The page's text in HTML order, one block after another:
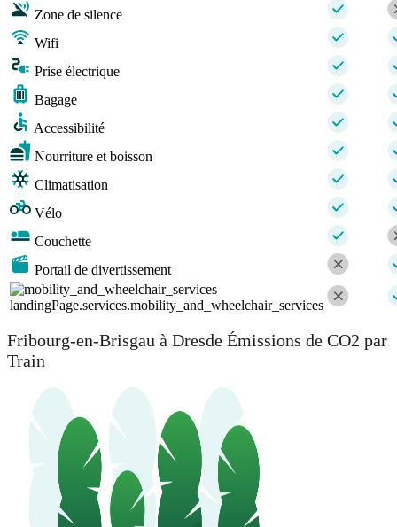
Zone de silence
Wifi
Prise électrique
Bagage
Accessibilité
Nourriture et boisson
Climatisation
Vélo
Couchette
Portail de divertissement
landingPage.services.mobility_and_wheelchair_services
Fribourg-en-Brisgau à Dresde Émissions de CO2 par
Train